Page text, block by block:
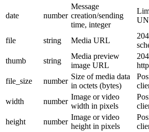
date number
Message
creation/sending
time, integer
file string Media URL
thumb
string
Media preview
image URL
file_size
number
Size of media data
in octets (bytes)
width
number
Image or video
width in pixels
height
number
Image or video
height in pixels